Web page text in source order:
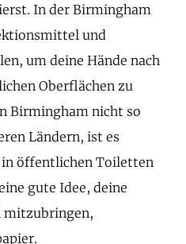
In der Birmingham
und
um deine Hände nach
Oberflächen zu
Birmingham nicht so
Ländern, ist es
öffentlichen Toiletten
gute Idee, deine
mitzubringen,